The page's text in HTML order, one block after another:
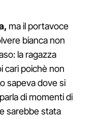
ma il portavoce
bianca non
la ragazza
cari poichè non
sapeva dove si
di momenti di
sarebbe stata